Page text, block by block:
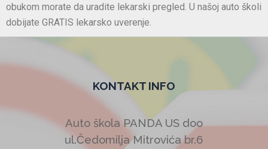
obukom morate da uradite lekarski pregled. U našoj auto školi
dobijate GRATIS lekarsko uverenje.
KONTAKT INFO
Auto škola PANDA US doo
ul.Čedomilja Mitrovića br.6